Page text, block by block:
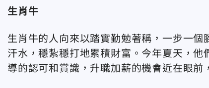
生肖牛
生肖牛的人向來以踏實勤勉著稱，一步一
汗水，穩紮穩打地累積財富。今年夏天，
導的認可和賞識，升職加薪的機會近在眼前